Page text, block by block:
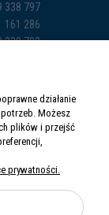
338 797
161 286
338 793
działanie
Możesz
plików i przejść
prywatności.